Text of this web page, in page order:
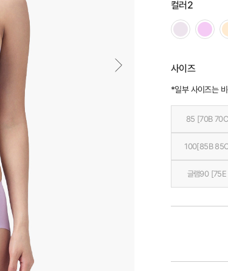
컬러2
사이즈
*일부 사이즈는
85 [70B
100[85B
글램90